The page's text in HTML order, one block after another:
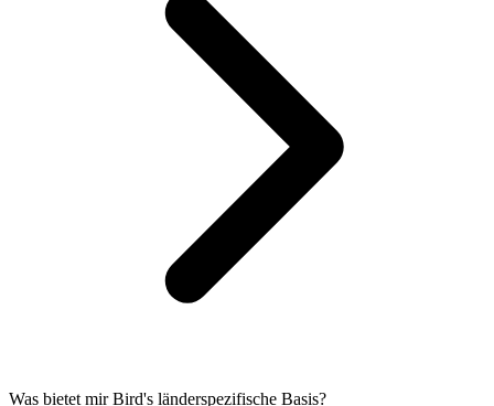
Was bietet mir Bird's länderspezifische Basis?